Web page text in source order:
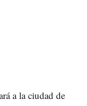
a la ciudad de